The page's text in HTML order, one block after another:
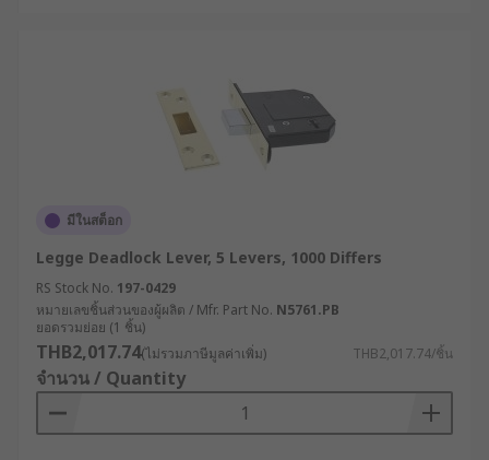
are mainly used on entrance
doors to buildings. they are fitted inside the
door and work with a key turning the
locking mechanism and moving the bolt.
providing extra security.
What is a differ?
A differ is a combination for the lock. For
example, 1000 differs has 1000 combinations.
How do you identify if a 5 lever mortice
lock conforms to BS3624?
มีในสต็อก
Legge Deadlock Lever, 5 Levers, 1000 Differs
RS Stock No. 197-0429
หมายเลขชิ้นส่วนของผู้ผลิต / Mfr. Part No. N5761.PB
ยอดรวมย่อย (1 ชิ้น)
THB2,017.74(ไม่รวมภาษีมูลค่าเพิ่ม) THB2,017.74/ชิ้น
จำนวน / Quantity